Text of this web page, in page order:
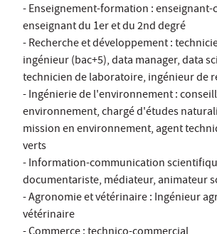
- Enseignement-formation : enseignant-
enseignant du 1er et du 2nd degré
- Recherche et développement :
ingénieur (bac+5), data manager, data
technicien de laboratoire, ingénieur de
- Ingénierie de l'environnement :
environnement, chargé d'études
mission en environnement, agent
verts
- Information-communication
documentariste, médiateur, animateur
- Agronomie et vétérinaire : Ingénieur
vétérinaire